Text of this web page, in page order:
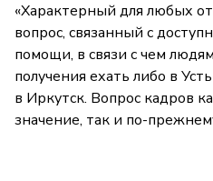
«Характерный для любых
вопрос, связанный с
помощи, в связи с чем
получения ехать либо в
в Иркутск. Вопрос кадров
значение, так и по-